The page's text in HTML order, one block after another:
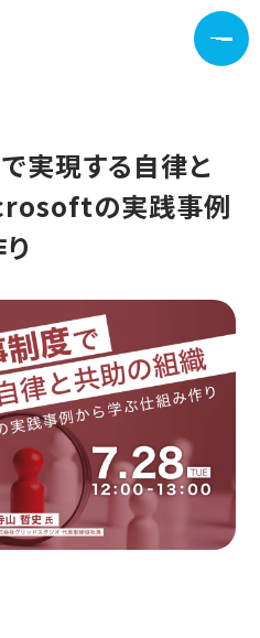
実現する自律と
の実践事例